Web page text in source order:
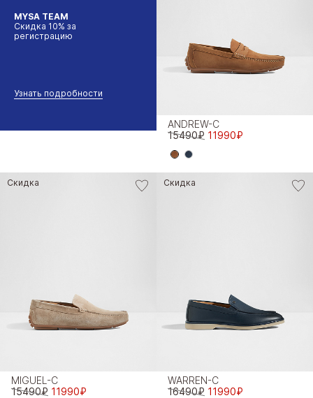
MYSA TEAM
Скидка 10% за
регистрацию
Узнать подробности
ANDREW-C
15490₽ 11990₽
MIGUEL-C
15490₽ 11990₽
Скидка
WARREN-C
16490₽ 11990₽
Скидка